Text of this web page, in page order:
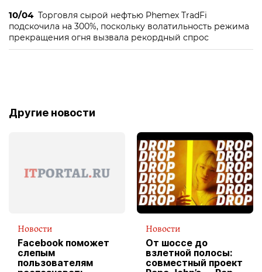
10/04 Торговля сырой нефтью Phemex TradFi
подскочила на 300%, поскольку волатильность режима
прекращения огня вызвала рекордный спрос
Другие новости
Новости
Facebook поможет
слепым
пользователям
Новости
От шоссе до
взлетной полосы:
совместный проект